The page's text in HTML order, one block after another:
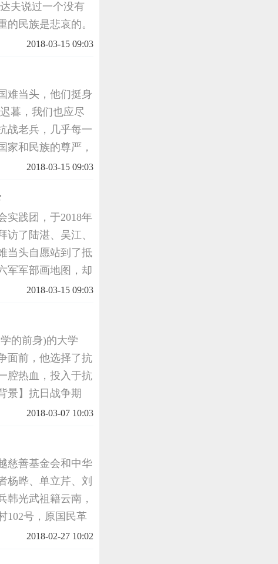
夫说过一个没有
民族是悲哀的。
长河中从未匮乏，
2018-03-15 09:03
难当头，他们挺身
暮，我们也应尽
战老兵，几乎每一
家和民族的尊严，
间的黄土之中，但
2018-03-15 09:03
实践团，于2018年
访了陆湛、吴江、
当头自愿站到了抵
军军部画地图，却
报名参加培训成
2018-03-15 09:03
的前身)的大学
面前，他选择了抗
腔热血，投入于抗
景】抗日战争期
以进入中国，通过
2018-03-07 10:03
慈善基金会和中华
杨晔、单立芹、刘
韩光武祖籍云南，
102号，原国民革
长是龙云，当时担
2018-02-27 10:02